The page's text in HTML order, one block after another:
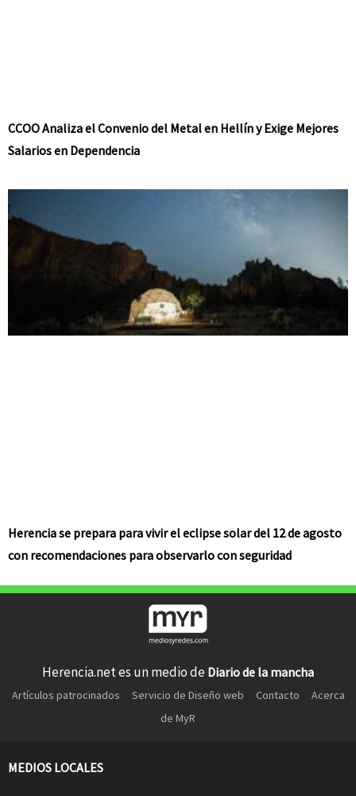
CCOO Analiza el Convenio del Metal en Hellín y Exige Mejores
Salarios en Dependencia
Herencia se prepara para vivir el eclipse solar del 12 de agosto
con recomendaciones para observarlo con seguridad
Herencia.net es un medio de Diario de la mancha
Artículos patrocinados Servicio de Diseño web Contacto
Acerca
de MyR
MEDIOS LOCALES